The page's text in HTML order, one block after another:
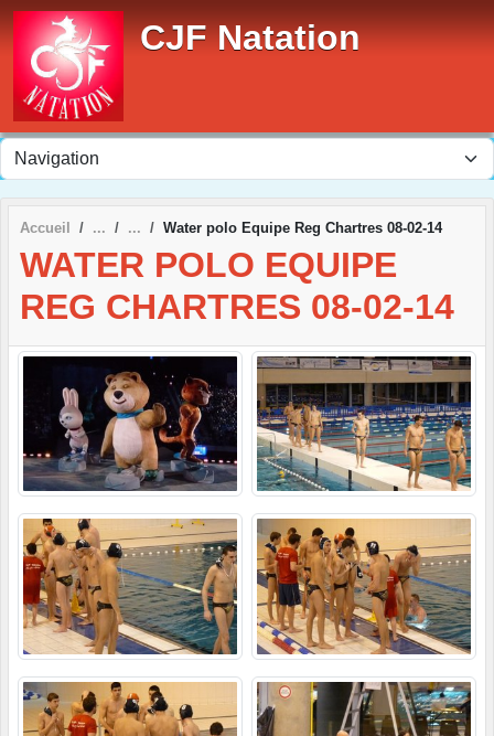
CJF Natation
Accueil Water polo Equipe Reg Chartres 08-02-14
WATER POLO EQUIPE
REG CHARTRES 08-02-14
Panneau de gestion des cookies